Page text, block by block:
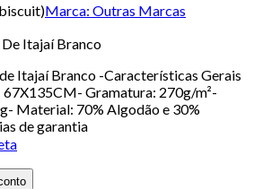
)Marca: Outras Marcas
De Itajaí Branco
Itajaí Branco -Características Gerais
Gramatura: 270g/m²-
Material: 70% Algodão e 30%
de garantia